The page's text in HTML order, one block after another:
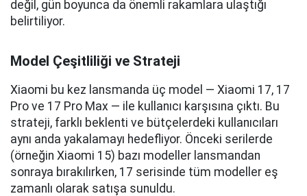
değil, gün boyunca da önemli rakamlara ulaştığı
belirtiliyor.
Model Çeşitliliği ve Strateji
Xiaomi bu kez lansmanda üç model — Xiaomi 17, 17
Pro ve 17 Pro Max — ile kullanıcı karşısına çıktı. Bu
strateji, farklı beklenti ve bütçelerdeki kullanıcıları
aynı anda yakalamayı hedefliyor. Önceki serilerde
(örneğin Xiaomi 15) bazı modeller lansmandan
sonraya bırakılırken, 17 serisinde tüm modeller eş
zamanlı olarak satışa sunuldu.